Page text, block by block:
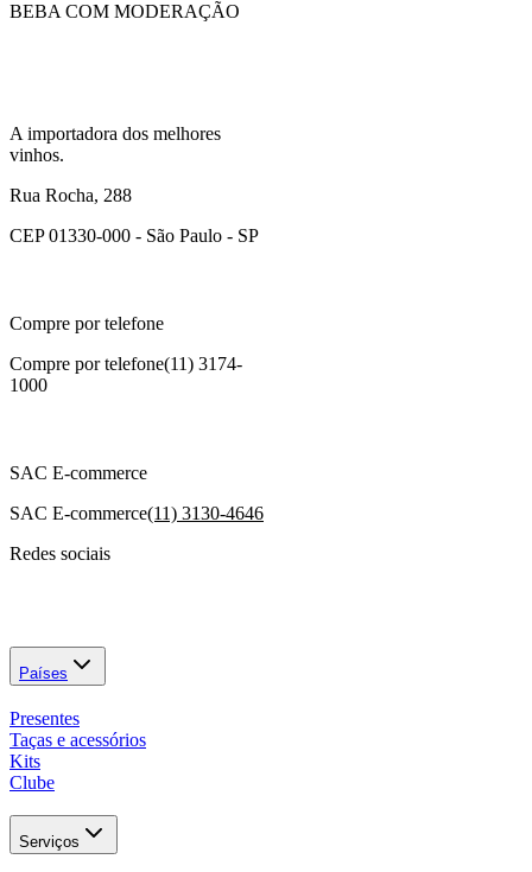
BEBA COM MODERAÇÃO
A importadora dos melhores
vinhos.
Rua Rocha, 288
CEP 01330-000 - São Paulo - SP
Compre por telefone
Compre por telefone(11) 3174-
1000
SAC E-commerce
SAC E-commerce(11) 3130-4646
Redes sociais
Países
Presentes
Taças e acessórios
Kits
Clube
Serviços